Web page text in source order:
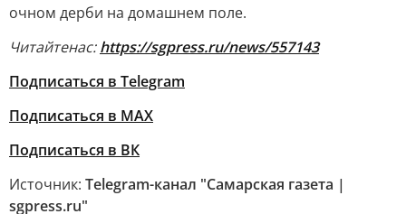
очном дерби на домашнем поле.
Читайтенас: https://sgpress.ru/news/557143
Подписаться в Telegram
Подписаться в MAX
Подписаться в ВК
Источник: Telegram-канал "Самарская газета |
sgpress.ru"